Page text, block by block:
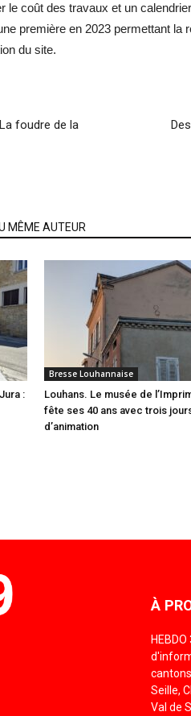
le coût des travaux et un
première en 2023 permettant la
du site.
foudre de la
MÊME AUTEUR
:
Bresse Louhannaise
Louhans. Le musée de
fête ses 40 ans avec trois
d’animation